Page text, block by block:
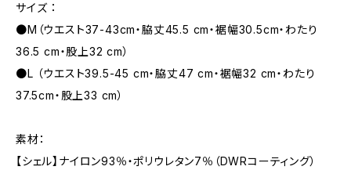
サイズ ：
●M（ウエスト37-43cm・脇丈45.5 cm・裾幅30.5cm・わたり
36.5 cm・股上32 cm）
●L （ウエスト39.5-45 cm・脇丈47 cm・裾幅32 cm・わたり
37.5cm・股上33 cm）
素材：
【シェル】ナイロン93％・ポリウレタン7％（DWRコーティング）